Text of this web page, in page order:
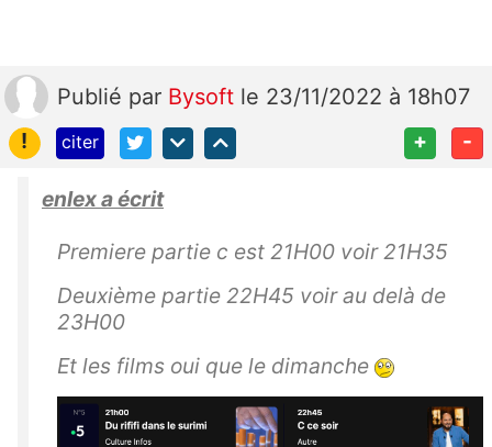
Publié par Bysoft le 23/11/2022 à 18h07
!
citer + -
enlex a écrit
Premiere partie c est 21H00 voir 21H35
Deuxième partie 22H45 voir au delà de
23H00
Et les films oui que le dimanche